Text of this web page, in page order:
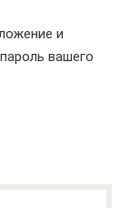
и
вашего